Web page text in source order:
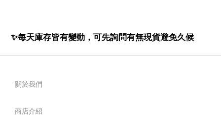
✨每天庫存皆有變動，可先詢問有無現貨避免久候
關於我們
商店介紹